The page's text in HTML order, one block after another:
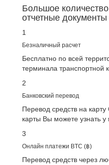
Большое количество
отчетные
1
Безналичный расчет
Бесплатно по всей
терминала транспортной
2
Банковский перевод
Перевод средств на
карты Вы можете узнать
3
Онлайн платежи BTC (฿)
Перевод средств через